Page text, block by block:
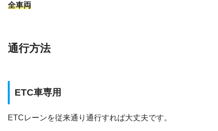
全車両
通行方法
ETC車専用
ETCレーンを従来通り通行すれば大丈夫です。